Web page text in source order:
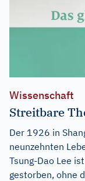
Wissenschaft
Streitbare
Der 1926 in
neunzehnten
Tsung-Dao Lee
gestorben, ohne